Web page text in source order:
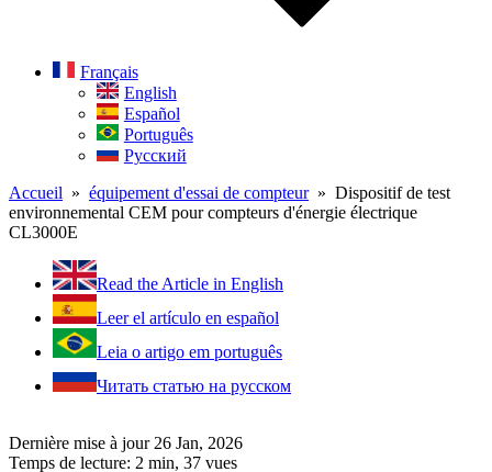
Français
English
Español
Português
Русский
Accueil » équipement d'essai de compteur» Dispositif de test
environnemental CEM pour compteurs d'énergie électrique
CL3000E
Read the Article in English
Leer el artículo en español
Leia o artigo em português
Читать статью на русском
Dernière mise à jour 26 Jan, 2026
Temps de lecture: 2 min, 37 vues